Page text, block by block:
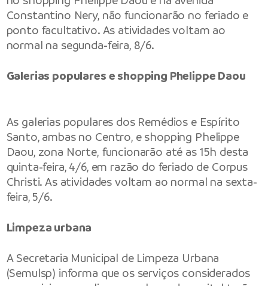
Constantino Nery, não funcionarão no feriado e
ponto facultativo. As atividades voltam ao
normal na segunda-feira, 8/6.
Galerias populares e shopping Phelippe Daou
As galerias populares dos Remédios e Espírito
Santo, ambas no Centro, e shopping Phelippe
Daou, zona Norte, funcionarão até as 15h desta
quinta-feira, 4/6, em razão do feriado de Corpus
Christi. As atividades voltam ao normal na sexta-
feira, 5/6.
Limpeza urbana
A Secretaria Municipal de Limpeza Urbana
(Semulsp) informa que os serviços considerados